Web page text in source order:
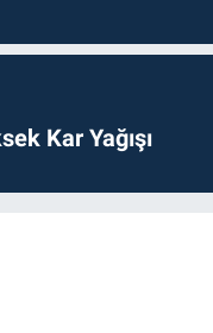
Kar Yağışı